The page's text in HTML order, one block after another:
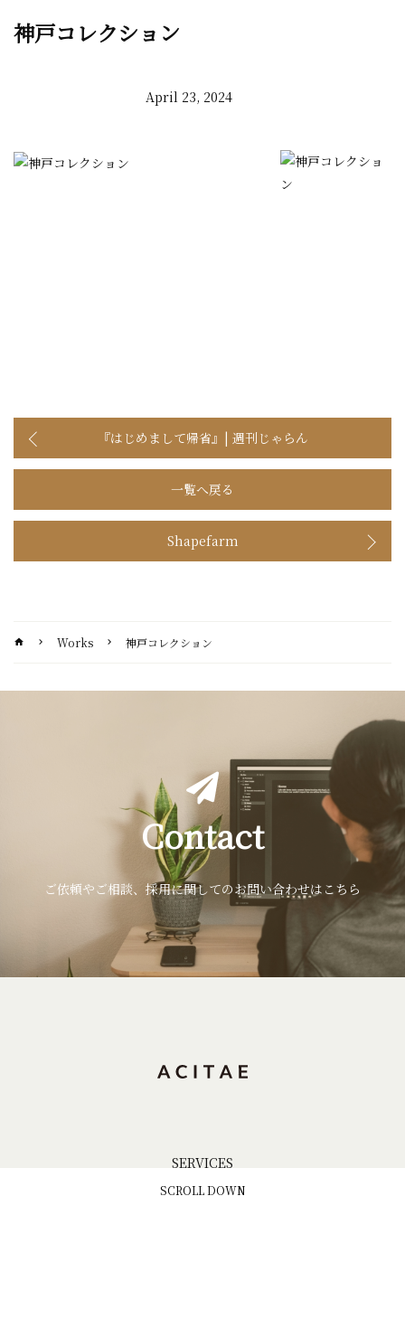
SCROLL DOWN
神戸コレクション
April 23, 2024
『はじめまして帰省』| 週刊じゃらん
一覧へ戻る
Shapefarm
home chevron_right Works chevron_right 神戸コレクション
Contact
ご依頼やご相談、採用に関してのお問い合わせはこちら
SERVICES